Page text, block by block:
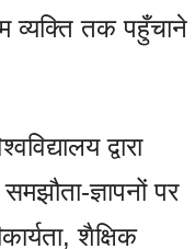
व्यक्ति तक पहुँचाने
द्वारा
ज्ञापनों पर
शैक्षिक